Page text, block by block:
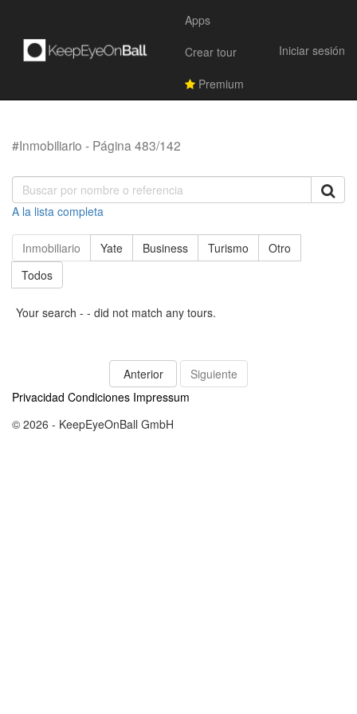
Apps
Crear tour
Premium
Iniciar sesión
#Inmobiliario - Página 483/142
A la lista completa
Inmobiliario Yate Business Turismo
Otro
Todos
Your search - - did not match any tours.
Anterior
Siguiente
Privacidad Condiciones Impressum
© 2026 - KeepEyeOnBall GmbH